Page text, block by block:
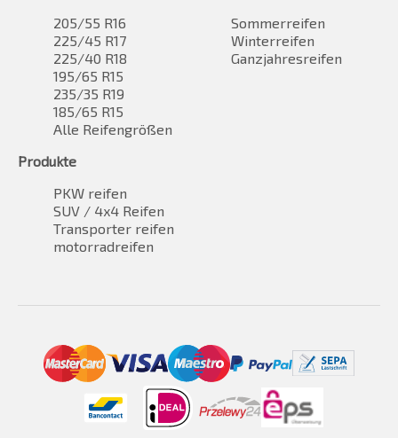
205/55 R16
225/45 R17
225/40 R18
195/65 R15
235/35 R19
185/65 R15
Alle Reifengrößen
Sommerreifen
Winterreifen
Ganzjahresreifen
Produkte
PKW reifen
SUV / 4x4 Reifen
Transporter reifen
motorradreifen